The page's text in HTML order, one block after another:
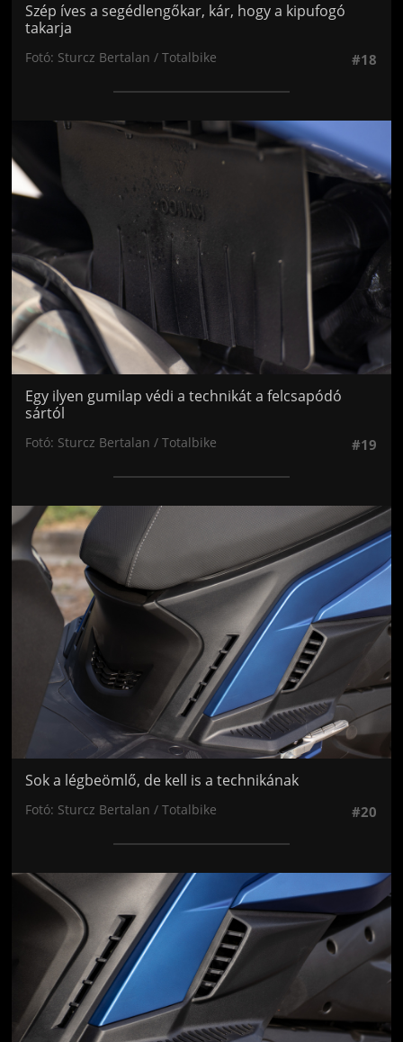
Szép íves a segédlengőkar, kár, hogy a kipufogó
takarja
Fotó: Sturcz Bertalan / Totalbike #18
Jön még kép!
Egy ilyen gumilap védi a technikát a felcsapódó
sártól
Fotó: Sturcz Bertalan / Totalbike #19
Jön még kép!
Sok a légbeömlő, de kell is a technikának
Fotó: Sturcz Bertalan / Totalbike #20
Jön még kép!